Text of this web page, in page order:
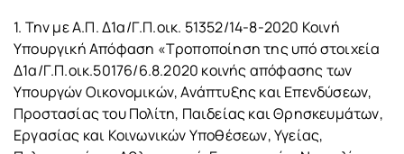
1. Την με Α.Π. Δ1α/Γ.Π.οικ. 51352/14-8-2020 Κοινή
Υπουργική Απόφαση «Τροποποίηση της υπό στοιχεία
Δ1α/Γ.Π.οικ.50176/6.8.2020 κοινής απόφασης των
Υπουργών Οικονομικών, Ανάπτυξης και Επενδύσεων,
Προστασίας του Πολίτη, Παιδείας και Θρησκευμάτων,
Εργασίας και Κοινωνικών Υποθέσεων, Υγείας,